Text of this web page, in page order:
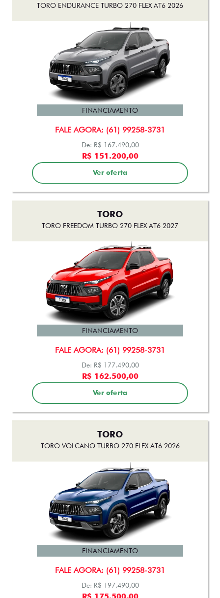
FINANCIAMENTO
De: R$ 167.490,00
R$ 151.200,00
Ver oferta
TORO FREEDOM TURBO 270 FLEX AT6 2027
FINANCIAMENTO
De: R$ 177.490,00
R$ 162.500,00
Ver oferta
TORO VOLCANO TURBO 270 FLEX AT6 2026
FINANCIAMENTO
De: R$ 197.490,00
R$ 175.500,00